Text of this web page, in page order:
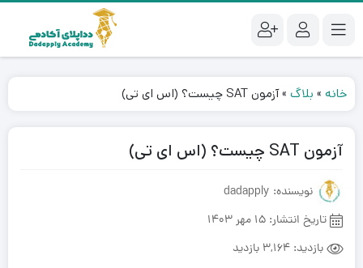
خانه » بلاگ »آزمون SAT چیست؟ (اس ای تی)
آزمون SAT چیست؟ (اس ای تی)
نویسنده: dadapply
تاریخ انتشار: 15 مهر 1403
بازدید: 3,164 بازدید